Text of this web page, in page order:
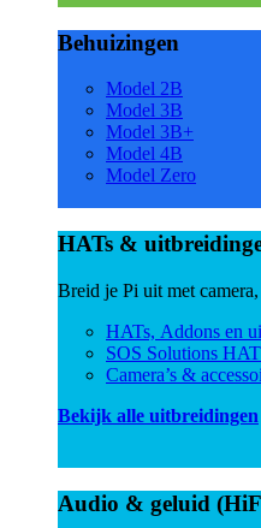
Behuizingen
Model 2B
Model 3B
Model 3B+
Model 4B
Model Zero
HATs &
Breid je Pi uit met
HATs, Addons en
SOS Solutions
Camera’s &
Bekijk alle uitbreidingen
Audio & geluid